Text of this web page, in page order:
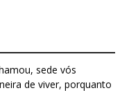
sede vós
de viver, porquanto